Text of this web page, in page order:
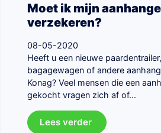
Moet ik mijn
verzekeren?
08-05-2020
Heeft u een nieuwe
bagagewagen of andere
Konag? Veel mensen die een
gekocht vragen zich af of...
Lees verder